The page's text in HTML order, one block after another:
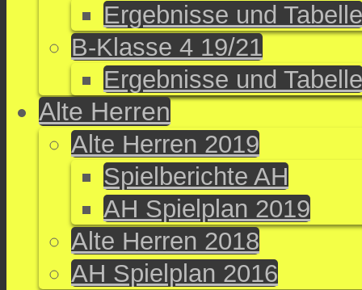
Ergebnisse und Tabelle
B-Klasse 4 19/21
Ergebnisse und Tabelle
Alte Herren
Alte Herren 2019
Spielberichte AH
AH Spielplan 2019
Alte Herren 2018
AH Spielplan 2016